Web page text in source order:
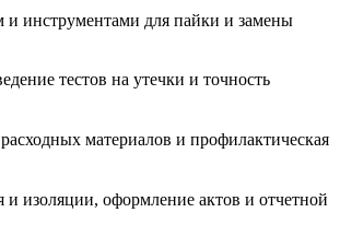
и инструментами для пайки и замены
тестов на утечки и точность
материалов и профилактическая
и изоляции, оформление актов и отчетной